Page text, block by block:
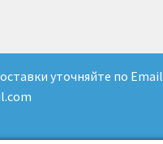
уточняйте по Email
из Гонконга 2026